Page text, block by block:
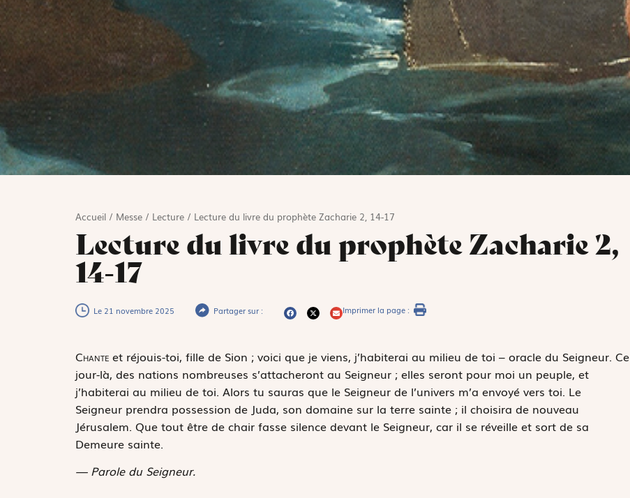
Accueil/ Messe/ Lecture/ Lecture du livre du prophète Zacharie 2, 14-17
Lecture du livre du prophète Zacharie 2,
14-17
Le 21 novembre 2025 Partager sur : Imprimer la page :
Chanteet réjouis-toi, fille de Sion ; voici que je viens, j’habiterai au milieu de toi – oracle du Seigneur. Ce
jour-là, des nations nombreuses s’attacheront au Seigneur ; elles seront pour moi un peuple, et
j’habiterai au milieu de toi. Alors tu sauras que le Seigneur de l’univers m’a envoyé vers toi. Le
Seigneur prendra possession de Juda, son domaine sur la terre sainte ; il choisira de nouveau
Jérusalem. Que tout être de chair fasse silence devant le Seigneur, car il se réveille et sort de sa
Demeure sainte.
— Parole du Seigneur.